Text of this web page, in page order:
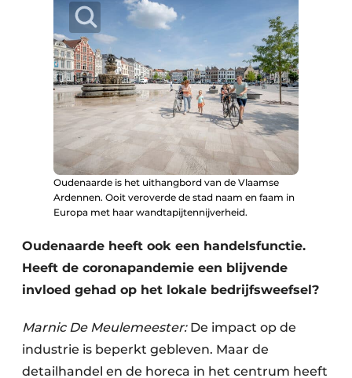
Oudenaarde is het uithangbord van de Vlaamse
Ardennen. Ooit veroverde de stad naam en faam in
Europa met haar wandtapijtennijverheid.
Oudenaarde heeft ook een handelsfunctie.
Heeft de coronapandemie een blijvende
invloed gehad op het lokale bedrijfsweefsel?
Marnic De Meulemeester: De impact op de
industrie is beperkt gebleven. Maar de
detailhandel en de horeca in het centrum heeft